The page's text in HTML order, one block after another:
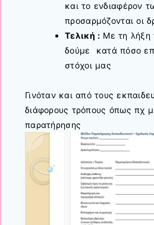
και το ενδιαφέρον
προσαρμόζονται οι
Τελική : Με τη λήξη
δούμε κατά πόσο
στόχοι μας
Γινόταν και από τους
διάφορους τρόπους όπως πχ
παρατήρησης